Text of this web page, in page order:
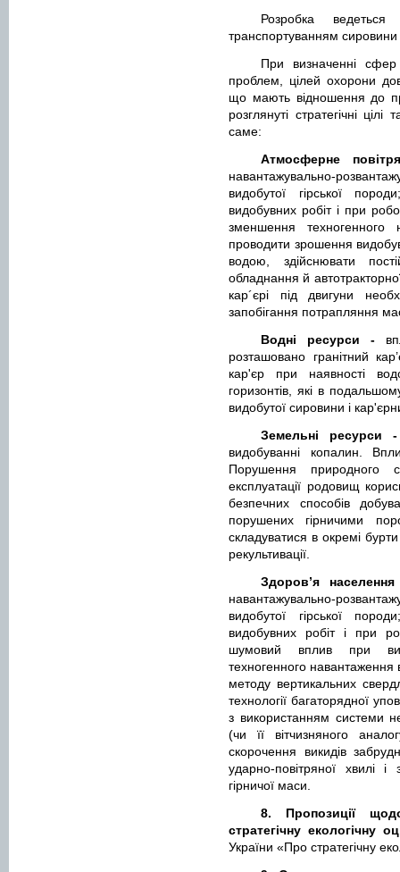
Розробка
транспортуванням
При визначенні
проблем, цілей охорони
що мають відношення до
розглянуті стратегічні
саме:
Атмосферне
навантажувально-
видобутої гірської
видобувних робіт і при
зменшення техногенного
проводити зрошення
водою, здійснювати
обладнання й
кар´єрі під двигуни
запобігання потрапляння
Водні ресурси -
розташовано гранітний
кар'єр при наявності
горизонтів, які в
видобутої сировини і
Земельні
видобуванні копалин.
Порушення природного
експлуатації родовищ
безпечних способів
порушених гірничими
складуватися в окремі
рекультивації.
Здоров’я
навантажувально-
видобутої гірської
видобувних робіт і при
шумовий вплив при
техногенного навантаження
методу вертикальних
технології багаторядної
з використанням системи
(чи її вітчизняного
скорочення викидів
ударно-повітряної хвилі
гірничої маси.
8. Пропозиції
стратегічну екологічну
України «Про стратегічну